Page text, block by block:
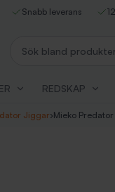
Snabb leverans
REDSKAP
Jiggar›Mieko